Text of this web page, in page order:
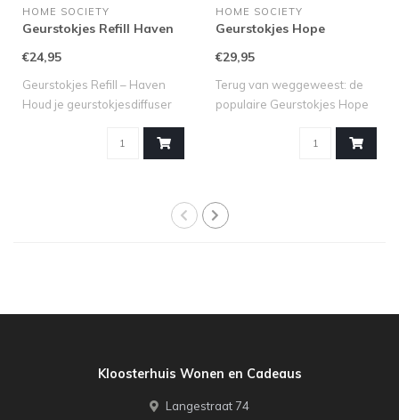
HOME SOCIETY
Geurstokjes Refill Haven
€24,95
Geurstokjes Refill – Haven
Houd je geurstokjesdiffuser
HOME SOCIETY
Geurstokjes Hope
€29,95
Terug van weggeweest: de
populaire Geurstokjes Hope
Kloosterhuis Wonen en Cadeaus
Langestraat 74